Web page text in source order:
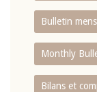
Bulletin
Monthly
Bilans et